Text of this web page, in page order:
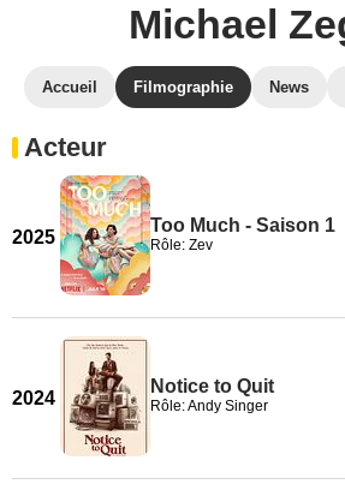
Michael
Accueil Filmographie News
Acteur
2025
Too Much - Saison 1
Rôle: Zev
2024
Notice to Quit
Rôle: Andy Singer